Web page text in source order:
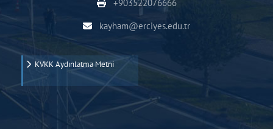
+903522076666
kayham@erciyes.edu.tr
KVKK Aydınlatma Metni